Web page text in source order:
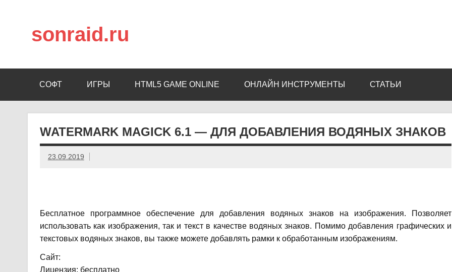
sonraid.ru
СОФТ ИГРЫ HTML5 GAME ONLINE ОНЛАЙН ИНСТРУМЕНТЫ СТАТЬИ
WATERMARK MAGICK 6.1 — ДЛЯ ДОБАВЛЕНИЯ ВОДЯНЫХ ЗНАКОВ
23.09.2019
Бесплатное программное обеспечение для добавления водяных знаков на изображения. Позволяет
использовать как изображения, так и текст в качестве водяных знаков. Помимо добавления графических и
текстовых водяных знаков, вы также можете добавлять рамки к обработанным изображениям.
Сайт:
Лицензия: бесплатно